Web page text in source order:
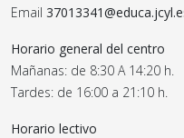
Email
Horario general del centro
Mañanas: de 8:30 A 14:20 h.
Tardes: de 16:00 a 21:10 h.
Horario lectivo